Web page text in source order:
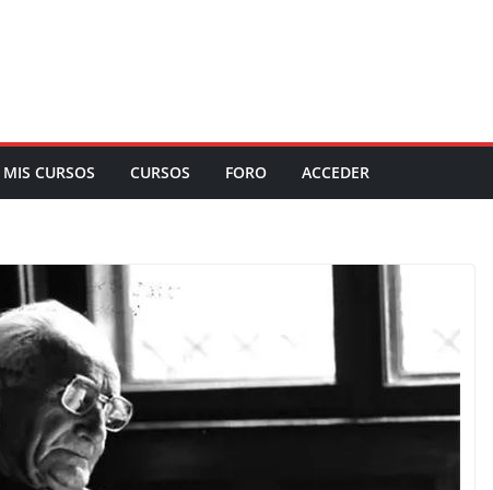
MIS CURSOS CURSOS FORO ACCEDER